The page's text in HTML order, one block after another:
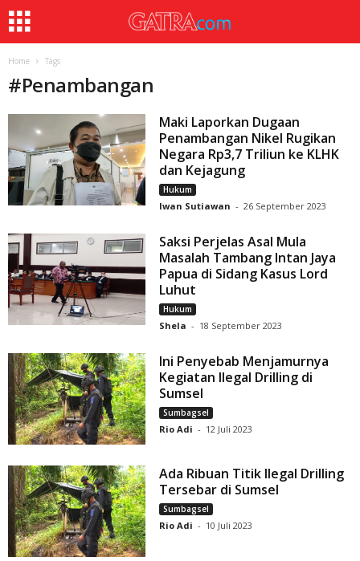
Home Tags
#Penambangan
Maki Laporkan Dugaan
Penambangan Nikel Rugikan
Negara Rp3,7 Triliun ke KLHK
dan Kejagung
Hukum
Iwan Sutiawan - 26 September 2023
Saksi Perjelas Asal Mula
Masalah Tambang Intan Jaya
Papua di Sidang Kasus Lord
Luhut
Hukum
Shela - 18 September 2023
Ini Penyebab Menjamurnya
Kegiatan Ilegal Drilling di
Sumsel
Sumbagsel
Rio Adi - 12 Juli 2023
Ada Ribuan Titik Ilegal Drilling
Tersebar di Sumsel
Sumbagsel
Rio Adi - 10 Juli 2023